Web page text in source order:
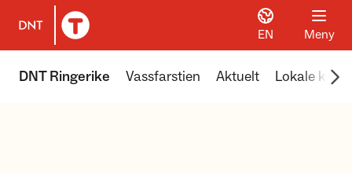
Til DNT.no forside
EN Meny
DNT Ringerike Vassfarstien Aktuelt Lokale koier